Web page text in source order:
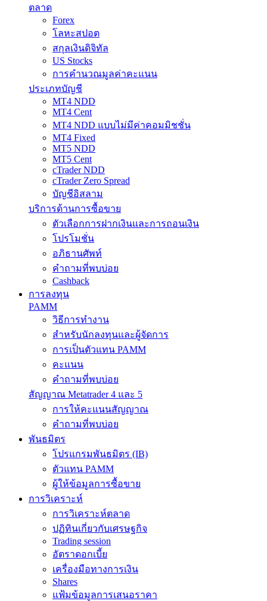
ตลาด
Forex
โลหะสปอต
สกุลเงินดิจิทัล
US Stocks
การคำนวณมูลค่าคะแนน
ประเภทบัญชี
MT4 NDD
MT4 Cent
MT4 NDD แบบไม่มีค่าคอมมิชชั่น
MT4 Fixed
MT5 NDD
MT5 Cent
cTrader NDD
cTrader Zero Spread
บัญชีอิสลาม
บริการด้านการซื้อขาย
ตัวเลือกการฝากเงินและการถอนเงิน
โปรโมชั่น
อภิธานศัพท์
คำถามที่พบบ่อย
Cashback
การลงทุน
PAMM
วิธีการทำงาน
สำหรับนักลงทุนและผู้จัดการ
การเป็นตัวแทน PAMM
คะแนน
คำถามที่พบบ่อย
สัญญาณ Metatrader 4 และ 5
การให้คะแนนสัญญาณ
คำถามที่พบบ่อย
พันธมิตร
โปรแกรมพันธมิตร (IB)
ตัวแทน PAMM
ผู้ให้ข้อมูลการซื้อขาย
การวิเคราะห์
การวิเคราะห์ตลาด
ปฏิทินเกี่ยวกับเศรษฐกิจ
Trading session
อัตราดอกเบี้ย
เครื่องมือทางการเงิน
Shares
แฟ้มข้อมูลการเสนอราคา